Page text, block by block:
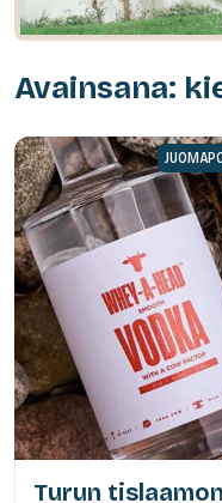
Avainsana:
Turun tislaamon